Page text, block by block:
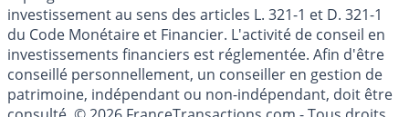
Les articles et commentaires publiés sur le guide de
l'épargne ne sont aucunement des conseils en
investissement au sens des articles L. 321-1 et D. 321-1
du Code Monétaire et Financier. L'activité de conseil en
investissements financiers est réglementée. Afin d'être
conseillé personnellement, un conseiller en gestion de